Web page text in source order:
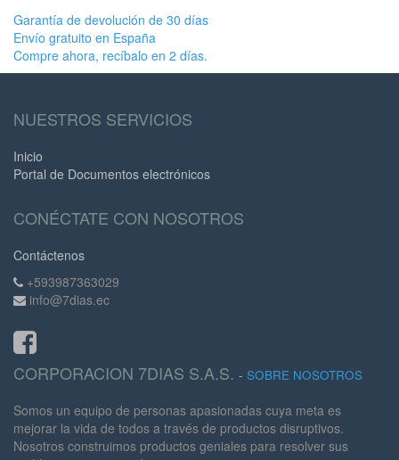
Garantía de devolución de 30 días
Envío gratuito en España
Compre ahora, recíbalo en 2 días.
NUESTROS SERVICIOS
Inicio
Portal de Documentos electrónicos
CONÉCTATE CON NOSOTROS
Contáctenos
+593987363029
info@7dias.ec
CORPORACION 7DIAS S.A.S. - SOBRE NOSOTROS
Somos un equipo de personas apasionadas cuya meta es
mejorar la vida de todos a través de productos disruptivos.
Nosotros construimos productos geniales para resolver sus